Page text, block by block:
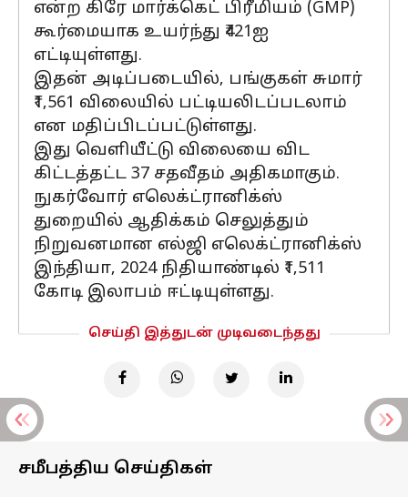
என்ற கிரே மார்க்கெட் பிரீமியம் (GMP)
கூர்மையாக உயர்ந்து ₹421ஐ
எட்டியுள்ளது.
இதன் அடிப்படையில், பங்குகள் சுமார்
₹1,561 விலையில் பட்டியலிடப்படலாம்
என மதிப்பிடப்பட்டுள்ளது.
இது வெளியீட்டு விலையை விட
கிட்டத்தட்ட 37 சதவீதம் அதிகமாகும்.
நுகர்வோர் எலெக்ட்ரானிக்ஸ்
துறையில் ஆதிக்கம் செலுத்தும்
நிறுவனமான எல்ஜி எலெக்ட்ரானிக்ஸ்
இந்தியா, 2024 நிதியாண்டில் ₹1,511
கோடி இலாபம் ஈட்டியுள்ளது.
செய்தி இத்துடன் முடிவடைந்தது
சமீபத்திய செய்திகள்